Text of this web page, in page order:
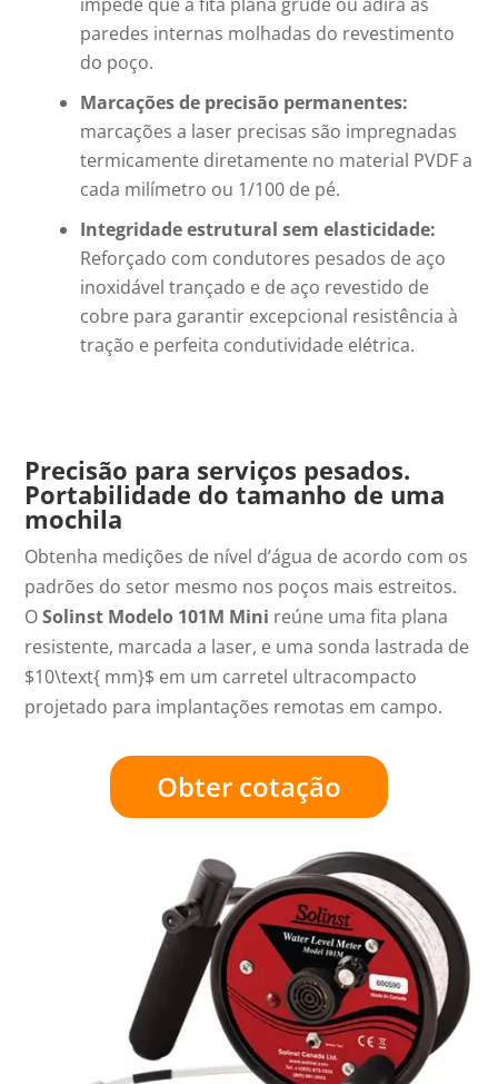
paredes internas molhadas do revestimento
do poço.
Marcações de precisão permanentes:
marcações a laser precisas são impregnadas
termicamente diretamente no material PVDF a
cada milímetro ou 1/100 de pé.
Integridade estrutural sem elasticidade:
Reforçado com condutores pesados de aço
inoxidável trançado e de aço revestido de
cobre para garantir excepcional resistência à
tração e perfeita condutividade elétrica.
Precisão para serviços pesados.
Portabilidade do tamanho de uma
mochila
Obtenha medições de nível d’água de acordo com os
padrões do setor mesmo nos poços mais estreitos.
OSolinst Modelo 101M Mini reúne uma fita plana
resistente, marcada a laser, e uma sonda lastrada de
$10\text{ mm}$ em um carretel ultracompacto
projetado para implantações remotas em campo.
Obter cotação